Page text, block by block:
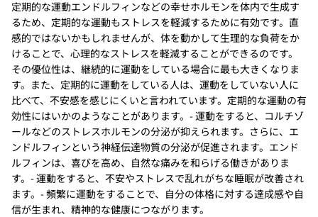
定期的な運動エンドルフィンなどの幸せホルモンを体内で生成す
るため、定期的な運動もストレスを軽減するために有効です。直
感的ではないかもしれませんが、体を動かして生理的な負荷をか
けることで、心理的なストレスを軽減することができるのです。
その優位性は、継続的に運動をしている場合に最も大きくなりま
す。また、定期的に運動をしている人は、運動をしていない人に
比べて、不安感を感じにくいと言われています。定期的な運動の有
効性にはいかのようなことがあります。- 運動をすると、コルチゾ
ールなどのストレスホルモンの分泌が抑えられます。さらに、エ
ンドルフィンという神経伝達物質の分泌が促進されます。エンド
ルフィンは、喜びを高め、自然な痛みを和らげる働きがありま
す。- 運動をすると、不安やストレスで乱れがちな睡眠が改善され
ます。- 頻繁に運動をすることで、自分の体格に対する達成感や自
信が生まれ、精神的な健康につながります。